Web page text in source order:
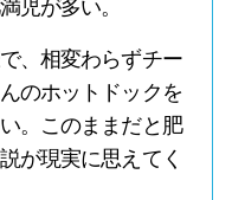
児が多い。
、相変わらずチー
のホットドックを
。このままだと肥
が現実に思えてく